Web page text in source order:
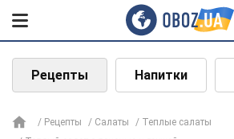
Рецепты Напитки
Рецепты Салаты
Теплые салаты